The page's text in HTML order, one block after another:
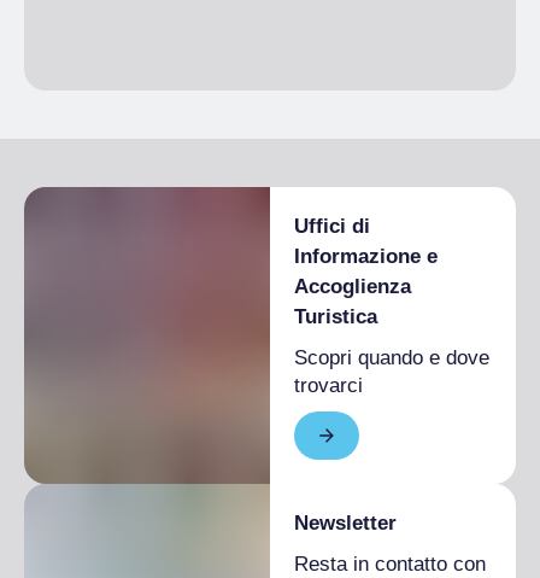
Uffici di
Informazione e
Accoglienza
Turistica
Scopri quando e dove
trovarci
Newsletter
Resta in contatto con